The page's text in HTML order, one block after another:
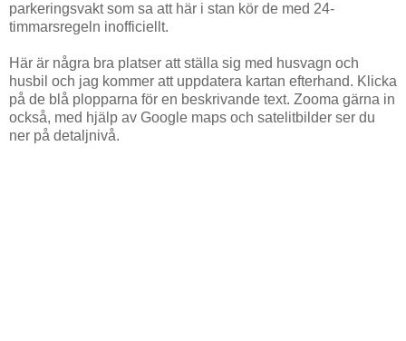
parkeringsvakt som sa att här i stan kör de med 24-
timmarsregeln inofficiellt.
Här är några bra platser att ställa sig med husvagn och
husbil och jag kommer att uppdatera kartan efterhand. Klicka
på de blå plopparna för en beskrivande text. Zooma gärna in
också, med hjälp av Google maps och satelitbilder ser du
ner på detaljnivå.